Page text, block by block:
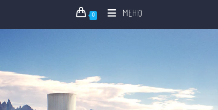
0 МЕНЮ